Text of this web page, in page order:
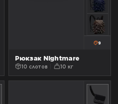
9
Рюкзак Nightmare
10 слотов 10 кг